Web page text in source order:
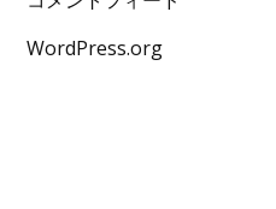
WordPress.org